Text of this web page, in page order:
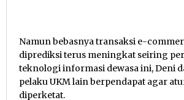
Namun bebasnya transaksi e-
diprediksi terus meningkat seiring
teknologi informasi dewasa ini, Deni
pelaku UKM lain berpendapat agar
diperketat.